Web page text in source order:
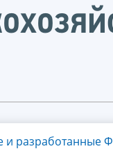
и разработанные